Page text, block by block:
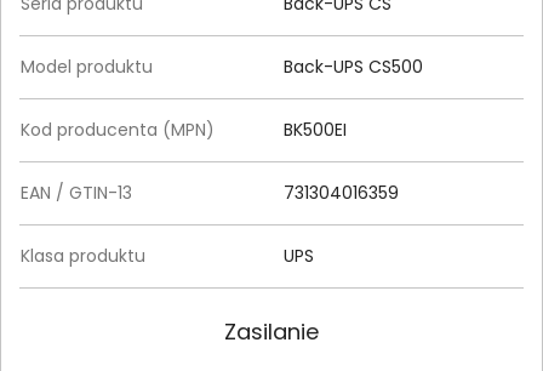
Model produktu Back-UPS CS500
Kod producenta (MPN) BK500EI
EAN / GTIN-13 731304016359
Klasa produktu UPS
Zasilanie